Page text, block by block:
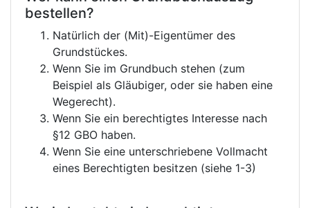
bestellen?
Natürlich der (Mit)-Eigentümer des
Grundstückes.
Wenn Sie im Grundbuch stehen (zum
Beispiel als Gläubiger, oder sie haben eine
Wegerecht).
Wenn Sie ein berechtigtes Interesse nach
§12 GBO haben.
Wenn Sie eine unterschriebene Vollmacht
eines Berechtigten besitzen (siehe 1-3)